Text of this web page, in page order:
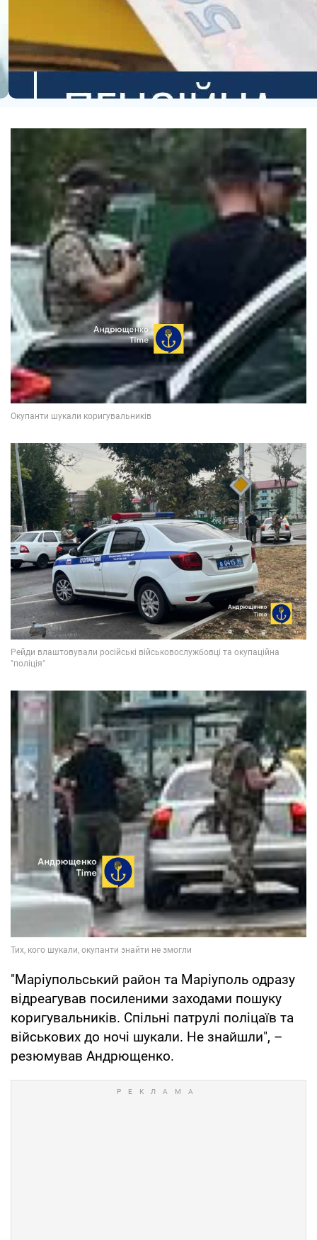
"Маріупольський район та Маріуполь одразу
відреагував посиленими заходами пошуку
коригувальників. Спільні патрулі поліцаїв та
військових до ночі шукали. Не знайшли", –
резюмував Андрющенко.